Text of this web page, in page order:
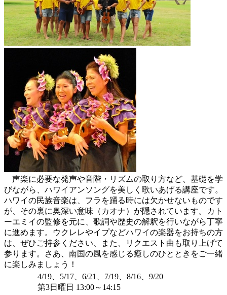
声楽に必要な発声や音階・リズムの取り方など、基礎を学
びながら、ハワイアンソングを美しく歌いあげる講座です。
ハワイの民族音楽は、フラを踊る時には欠かせないものです
が、その裏に奥深い意味（カオナ）が隠されています。カト
ーエミイの監修を元に、歌詞や歴史の解釈を行いながら丁寧
に進めます。ウクレレやイプなどハワイの楽器をお持ちの方
は、ぜひご持参ください、また、リクエスト曲も取り上げて
参ります。さあ、南国の風を感じる癒しのひとときをご一緒
に楽しみましょう！
4/19、5/17、6/21、7/19、8/16、9/20
第3日曜日 13:00～14:15